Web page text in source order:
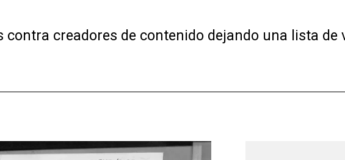
creadores de contenido dejando una lista de